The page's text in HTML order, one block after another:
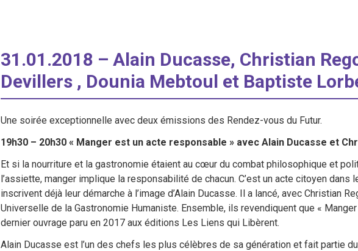
31.01.2018 – Alain Ducasse, Christian
Devillers , Dounia Mebtoul et Baptiste
Une soirée exceptionnelle avec deux émissions des Rendez-vous du Futur.
19h30 – 20h30 « Manger est un acte responsable » avec Alain Ducasse et
Et si la nourriture et la gastronomie étaient au cœur du combat philosophique et
l’assiette, manger implique la responsabilité de chacun. C’est un acte citoyen
inscrivent déjà leur démarche à l’image d’Alain Ducasse. Il a lancé, avec Christian
Universelle de la Gastronomie Humaniste. Ensemble, ils revendiquent que «
dernier ouvrage paru en 2017 aux éditions Les Liens qui Libèrent.
Alain Ducasse est l’un des chefs les plus célèbres de sa génération et fait partie